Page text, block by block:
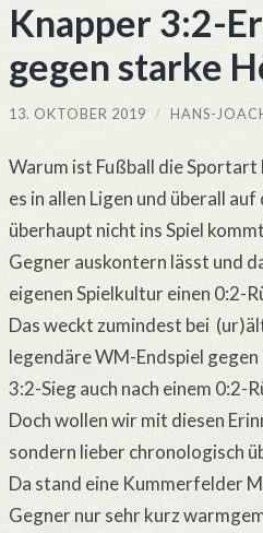
Knapper 3:2-
gegen starke
13. OKTOBER 2019 / HANS-
Warum ist Fußball die Sportart
es in allen Ligen und überall
überhaupt nicht ins Spiel
Gegner auskontern lässt und
eigenen Spielkultur einen 0:2-
Das weckt zumindest bei
legendäre WM-Endspiel
3:2-Sieg auch nach einem 0:2-
Doch wollen wir mit diesen
sondern lieber chronologisch
Da stand eine Kummerfelder
Gegner nur sehr kurz